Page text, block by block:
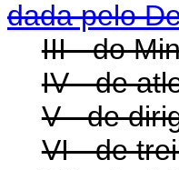
dada pelo
III - do
IV - de
V - de
VI - de